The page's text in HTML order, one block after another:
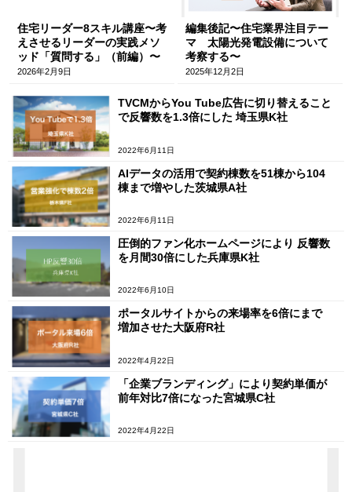
住宅リーダー8スキル講座〜考
えさせるリーダーの実践メソ
ッド「質問する」（前編）〜
2026年2月9日
編集後記〜住宅業界注目テー
マ 太陽光発電設備について
考察する〜
2025年12月2日
TVCMからYou Tube広告に切り替えること
で反響数を1.3倍にした 埼玉県K社
2022年6月11日
AIデータの活用で契約棟数を51棟から104
棟まで増やした茨城県A社
2022年6月11日
圧倒的ファン化ホームページにより 反響数
を月間30倍にした兵庫県K社
2022年6月10日
ポータルサイトからの来場率を6倍にまで
増加させた大阪府R社
2022年4月22日
「企業ブランディング」により契約単価が
前年対比7倍になった宮城県C社
2022年4月22日